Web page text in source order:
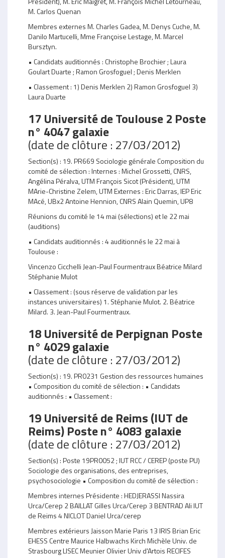
M. Carlos Quenan
Membres externes M. Charles Gadea, M. Denys Cuche, M.
Danilo Martucelli, Mme Françoise Lestage, M. Marcel
Bursztyn.
• Candidats auditionnés : Christophe Brochier ; Laura
Goulart Duarte ; Ramon Grosfoguel ; Denis Merklen
• Classement : 1) Denis Merklen 2) Ramon Grosfoguel 3)
Laura Duarte
17 Université de Toulouse 2 Poste
n° 4047 galaxie
(date de clôture : 27/03/2012)
Section(s) : 19. PR669 Sociologie générale Composition du
comité de sélection : Internes : Michel Grossetti, CNRS,
Angélina Péralva, UTM François Sicot (Président), UTM
MArie-Christine Zelem, UTM Externes : Eric Darras, IEP Eric
MAcé, UBx2 Antoine Hennion, CNRS Alain Quemin, UP8
Réunions du comité le 14 mai (sélections) et le 22 mai
(auditions)
• Candidats auditionnés : 4 auditionnés le 22 mai à
Toulouse :
Vincenzo Cicchelli Jean-Paul Fourmentraux Béatrice Milard
Stéphanie Mulot
• Classement : (sous réserve de validation par les
instances universitaires) 1. Stéphanie Mulot. 2. Béatrice
Milard. 3. Jean-Paul Fourmentraux.
18 Université de Perpignan Poste
n° 4029 galaxie
(date de clôture : 27/03/2012)
Section(s) : 19. PR0231 Gestion des ressources humaines
• Composition du comité de sélection : • Candidats
auditionnés : • Classement :
19 Université de Reims (IUT de
Reims) Poste n° 4083 galaxie
(date de clôture : 27/03/2012)
Section(s) : Poste 19PR0052 ; IUT RCC / CEREP (poste PU)
Sociologie des organisations, des entreprises,
psychosociologie • Composition du comité de sélection :
Membres internes Présidente : HEDJERASSI Nassira
Urca/Cerep 2 BAILLAT Gilles Urca/Cerep 3 BENTRAD Ali IUT
de Reims 4 NICLOT Daniel Urca/cerep
Membres extérieurs Jaisson Marie Paris 13 IRIS Brian Eric
EHESS Centre Maurice Halbwachs Kirch Michèle Univ. de
Strasbourg LISEC Meunier Olivier Univ d'Artois RECIFES